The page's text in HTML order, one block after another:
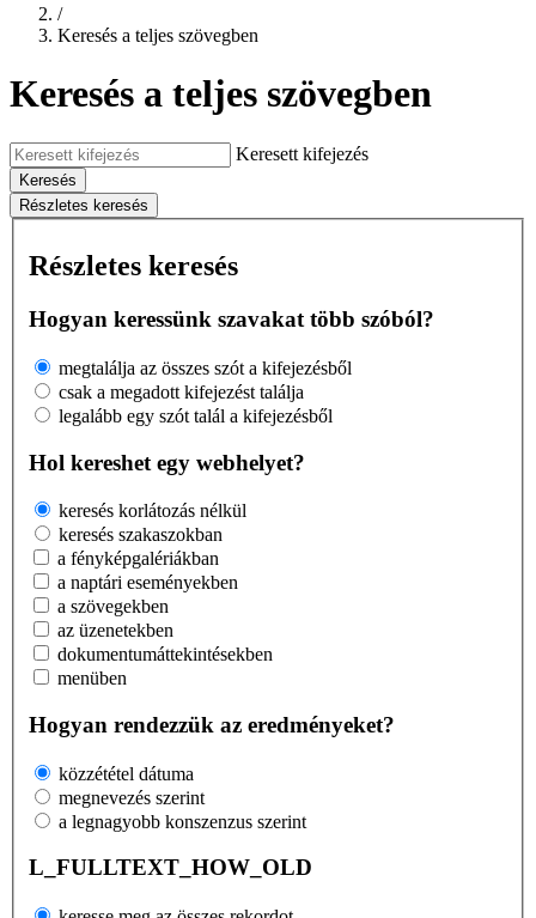
/
Keresés a teljes szövegben
Keresés a teljes szövegben
Keresett kifejezés
Keresés
Részletes keresés
Részletes keresés
Hogyan keressünk szavakat több szóból?
megtalálja az összes szót a kifejezésből
csak a megadott kifejezést találja
legalább egy szót talál a kifejezésből
Hol kereshet egy webhelyet?
keresés korlátozás nélkül
keresés szakaszokban
a fényképgalériákban
a naptári eseményekben
a szövegekben
az üzenetekben
dokumentumáttekintésekben
menüben
Hogyan rendezzük az eredményeket?
közzététel dátuma
megnevezés szerint
a legnagyobb konszenzus szerint
L_FULLTEXT_HOW_OLD